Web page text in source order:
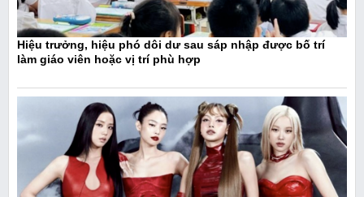
Hiệu trưởng, hiệu phó dôi dư sau sáp nhập được bố trí
làm giáo viên hoặc vị trí phù hợp